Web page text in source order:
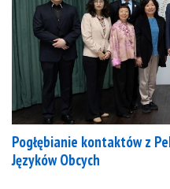
Pogłębianie kontaktów z
Języków Obcych